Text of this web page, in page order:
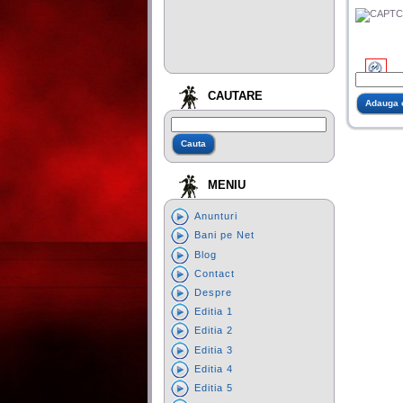
CAUTARE
MENIU
Anunturi
Bani pe Net
Blog
Contact
Despre
Editia 1
Editia 2
Editia 3
Editia 4
Editia 5